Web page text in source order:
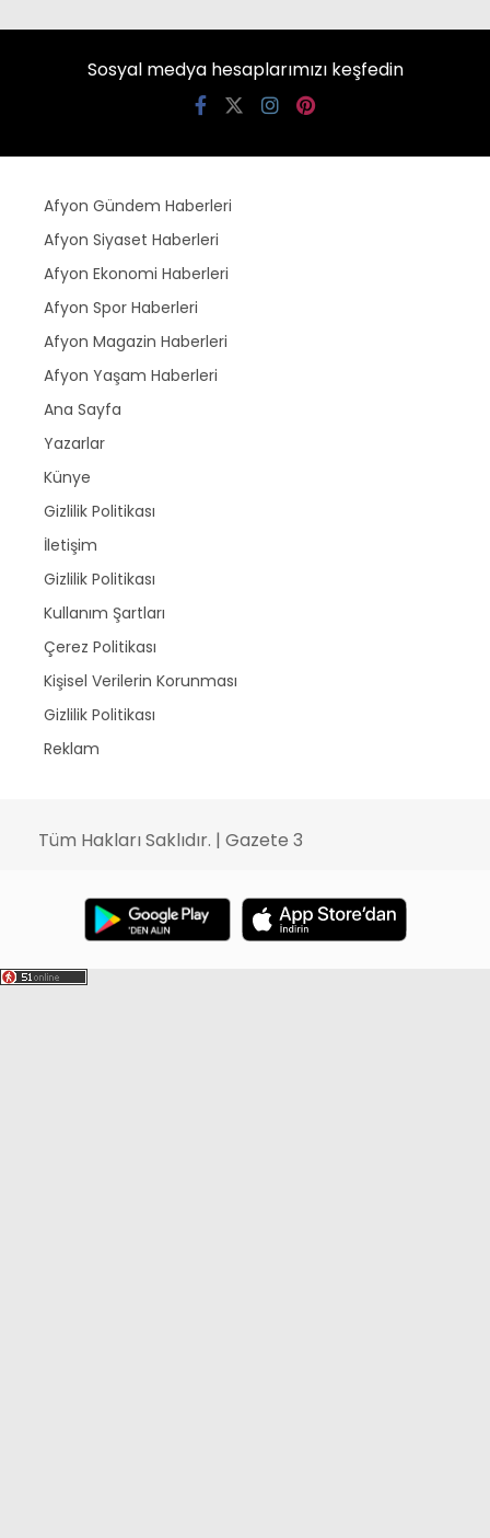
Sosyal medya hesaplarımızı keşfedin
Afyon Gündem Haberleri
Afyon Siyaset Haberleri
Afyon Ekonomi Haberleri
Afyon Spor Haberleri
Afyon Magazin Haberleri
Afyon Yaşam Haberleri
Ana Sayfa
Yazarlar
Künye
Gizlilik Politikası
İletişim
Gizlilik Politikası
Kullanım Şartları
Çerez Politikası
Kişisel Verilerin Korunması
Gizlilik Politikası
Reklam
Tüm Hakları Saklıdır. | Gazete 3